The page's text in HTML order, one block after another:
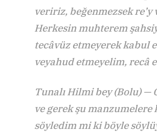
veririz, beğenmezsek re’y
Herkesin muhterem
tecâvüz etmeyerek kabul
veyahud etmeyelim, recâ
Tunalı Hilmi bey (Bolu) —
ve gerek şu manzumelere
söyledim mi ki böyle